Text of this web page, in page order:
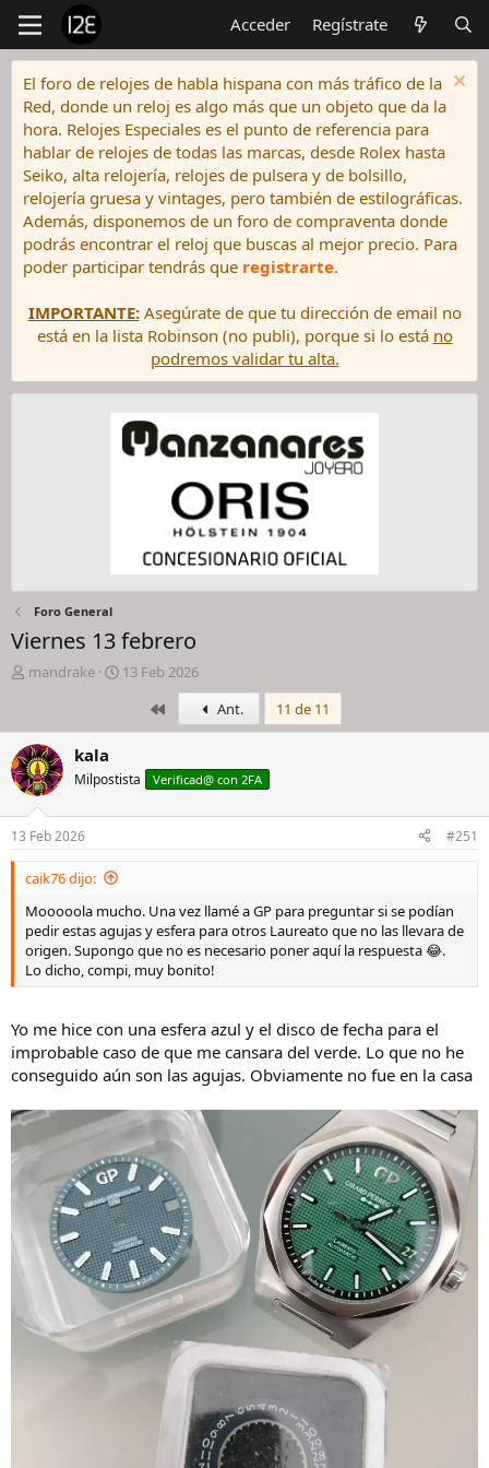
Acceder Regístrate
El foro de relojes de habla hispana con más tráfico de la
Red, donde un reloj es algo más que un objeto que da la
hora. Relojes Especiales es el punto de referencia para
hablar de relojes de todas las marcas, desde Rolex hasta
Seiko, alta relojería, relojes de pulsera y de bolsillo,
relojería gruesa y vintages, pero también de estilográficas.
Además, disponemos de un foro de compraventa donde
podrás encontrar el reloj que buscas al mejor precio. Para
poder participar tendrás que registrarte.
IMPORTANTE:Asegúrate de que tu dirección de email no
está en la lista Robinson (no publi), porque si lo está no
podremos validar tu alta.
Foro General
Viernes 13 febrero
I
c
i
a
d
o
r
d
e
l
h
i
l
o
mandrake
F
h
e
i
c
o
13 Feb 2026
PrimeroAnt. 11 de 11
kala
Milpostista Verificad@ con 2FA
13 Feb 2026 #251
caik76 dijo:
Mooooola mucho. Una vez llamé a GP para preguntar si se podían
pedir estas agujas y esfera para otros Laureato que no las llevara de
origen. Supongo que no es necesario poner aquí la respuesta 😂.
Lo dicho, compi, muy bonito!
Yo me hice con una esfera azul y el disco de fecha para el
improbable caso de que me cansara del verde. Lo que no he
conseguido aún son las agujas. Obviamente no fue en la casa